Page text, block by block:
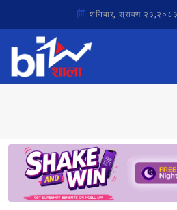
शनिबार, श्रावण